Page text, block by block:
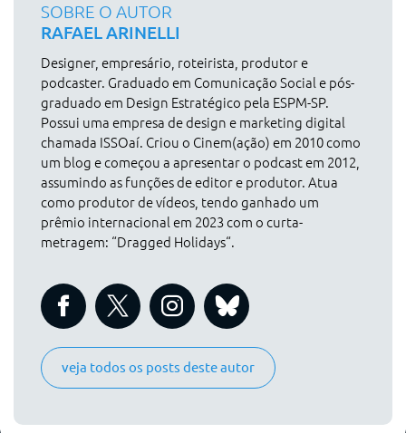
SOBRE O AUTOR
RAFAEL ARINELLI
Designer, empresário, roteirista, produtor e
podcaster. Graduado em Comunicação Social e pós-
graduado em Design Estratégico pela ESPM-SP.
Possui uma empresa de design e marketing digital
chamada ISSOaí. Criou o Cinem(ação) em 2010 como
um blog e começou a apresentar o podcast em 2012,
assumindo as funções de editor e produtor. Atua
como produtor de vídeos, tendo ganhado um
prêmio internacional em 2023 com o curta-
metragem: “Dragged Holidays“.
veja todos os posts deste autor